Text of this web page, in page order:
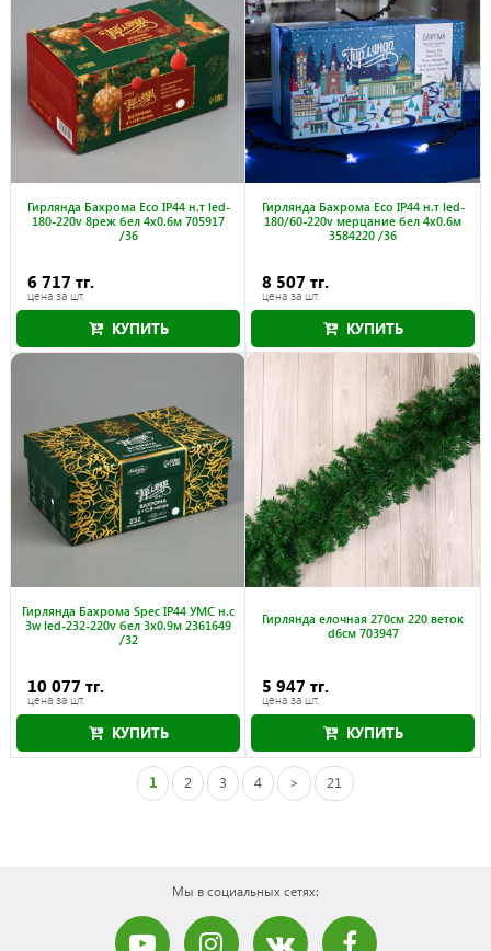
Гирлянда Бахрома Eco IP44 н.т led-
180-220v 8реж бел 4x0.6м 705917
/36
6 717 тг.
цена за шт.
КУПИТЬ
Гирлянда Бахрома Eco IP44 н.т led-
180/60-220v мерцание бел 4x0.6м
3584220 /36
8 507 тг.
цена за шт.
КУПИТЬ
Гирлянда Бахрома Spec IP44 УМС н.с
3w led-232-220v бел 3x0.9м 2361649
/32
10 077 тг.
цена за шт.
КУПИТЬ
Гирлянда елочная 270см 220 веток
d6см 703947
5 947 тг.
цена за шт.
КУПИТЬ
1 2 3 4 > 21
Мы в социальных сетях: